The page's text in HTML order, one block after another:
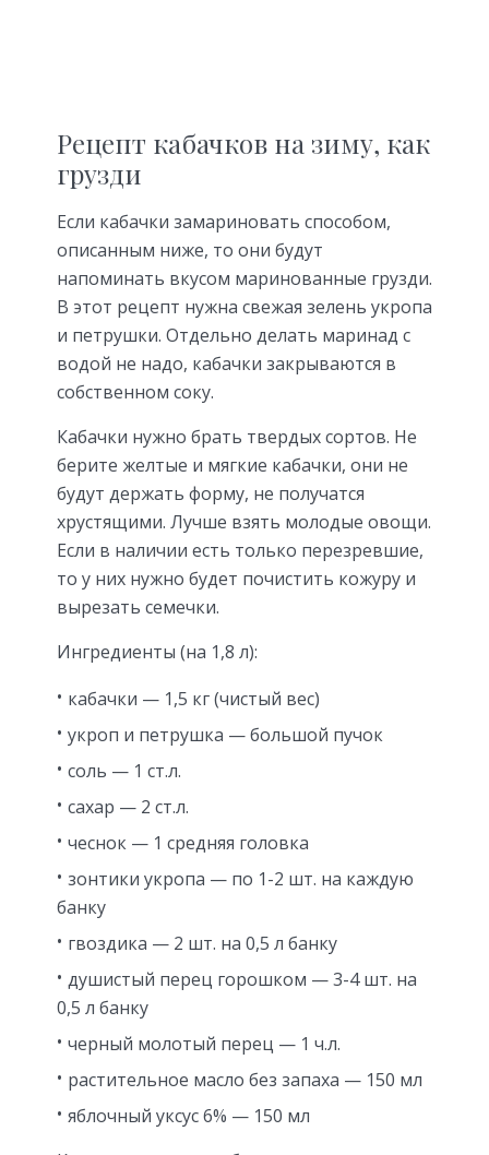
Рецепт кабачков на зиму, как
грузди
Если кабачки замариновать способом,
описанным ниже, то они будут
напоминать вкусом маринованные грузди.
В этот рецепт нужна свежая зелень укропа
и петрушки. Отдельно делать маринад с
водой не надо, кабачки закрываются в
собственном соку.
Кабачки нужно брать твердых сортов. Не
берите желтые и мягкие кабачки, они не
будут держать форму, не получатся
хрустящими. Лучше взять молодые овощи.
Если в наличии есть только перезревшие,
то у них нужно будет почистить кожуру и
вырезать семечки.
Ингредиенты (на 1,8 л):
кабачки — 1,5 кг (чистый вес)
укроп и петрушка — большой пучок
соль — 1 ст.л.
сахар — 2 ст.л.
чеснок — 1 средняя головка
зонтики укропа — по 1-2 шт. на каждую
банку
гвоздика — 2 шт. на 0,5 л банку
душистый перец горошком — 3-4 шт. на
0,5 л банку
черный молотый перец — 1 ч.л.
растительное масло без запаха — 150 мл
яблочный уксус 6% — 150 мл